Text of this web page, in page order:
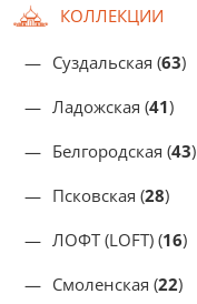
КОЛЛЕКЦИИ
Суздальская (63)
Ладожская (41)
Белгородская (43)
Псковская (28)
ЛОФТ (LOFT) (16)
Смоленская (22)